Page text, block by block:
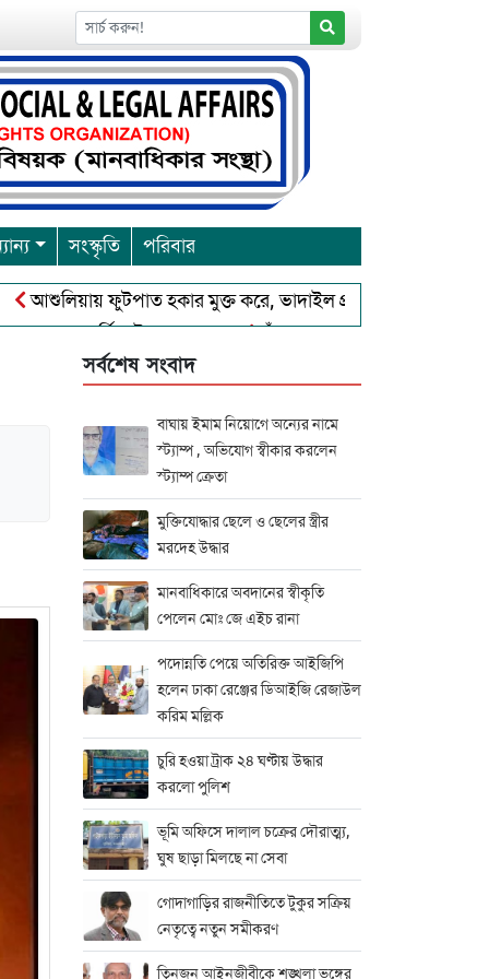
সংস্কৃতি পরিবার
ফুটপাত হকার মুক্ত করে, ভাদাইল প্রাইমারি ফ্রেন্ডস ক্লাব এর উদ্যোগে
উৎসব শুরু
চাঁদপুরে বাংলাদেশ আহলে সুন্নাত ওয়াল
সর্বশেষ সংবাদ
বাঘায় ইমাম নিয়োগে অন্যের নামে
স্ট্যাম্প , অভিযোগ স্বীকার করলেন
স্ট্যাম্প ক্রেতা
মুক্তিযোদ্ধার ছেলে ও ছেলের স্ত্রীর
মরদেহ উদ্ধার
মানবাধিকারে অবদানের স্বীকৃতি
পেলেন মোঃ জে এইচ রানা
পদোন্নতি পেয়ে অতিরিক্ত আইজিপি
হলেন ঢাকা রেঞ্জের ডিআইজি রেজাউল
করিম মল্লিক
চুরি হওয়া ট্রাক ২৪ ঘণ্টায় উদ্ধার
করলো পুলিশ
ভূমি অফিসে দালাল চক্রের দৌরাত্ম্য,
ঘুষ ছাড়া মিলছে না সেবা
গোদাগাড়ির রাজনীতিতে টুকুর সক্রিয়
নেতৃত্বে নতুন সমীকরণ
তিনজন আইনজীবীকে শৃঙ্খলা ভঙ্গের